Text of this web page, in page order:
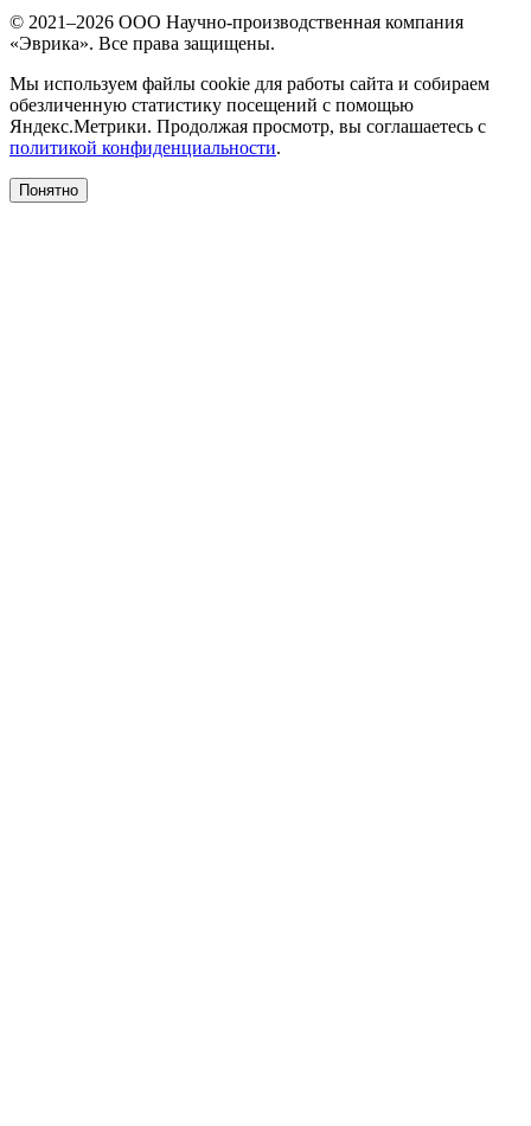
© 2021–2026 ООО Научно-производственная компания
«Эврика». Все права защищены.
Мы используем файлы cookie для работы сайта и собираем
обезличенную статистику посещений с помощью
Яндекс.Метрики. Продолжая просмотр, вы соглашаетесь с
политикой конфиденциальности.
Понятно